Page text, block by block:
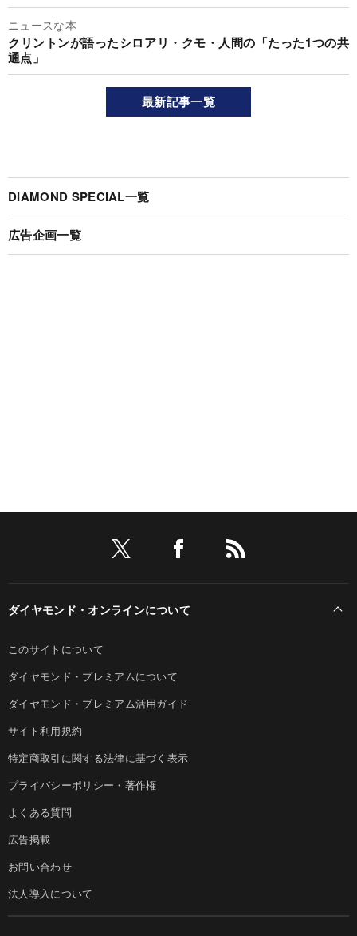
ニュースな本
クリントンが語ったシロアリ・クモ・人間の「たった1つの共
通点」
最新記事一覧
DIAMOND SPECIAL一覧
広告企画一覧
ダイヤモンド・オンラインについて
このサイトについて
ダイヤモンド・プレミアムについて
ダイヤモンド・プレミアム活用ガイド
サイト利用規約
特定商取引に関する法律に基づく表示
プライバシーポリシー・著作権
よくある質問
広告掲載
お問い合わせ
法人導入について